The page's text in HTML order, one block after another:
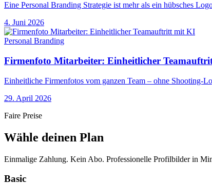
Eine Personal Branding Strategie ist mehr als ein hübsches
4. Juni 2026
Personal Branding
Firmenfoto Mitarbeiter: Einheitlicher
Einheitliche Firmenfotos vom ganzen Team – ohne
29. April 2026
Faire Preise
Wähle deinen Plan
Einmalige Zahlung. Kein Abo. Professionelle Profilbilder in
Basic